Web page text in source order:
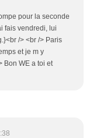
pour la seconde
fais vendredi, lui
/> <br /> Paris
et je m y
Bon WE a toi et